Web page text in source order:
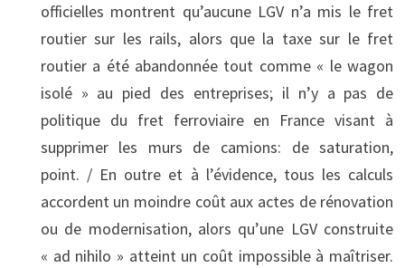
officielles montrent qu’aucune LGV n’a mis le fret
routier sur les rails, alors que la taxe sur le fret
routier a été abandonnée tout comme « le wagon
isolé » au pied des entreprises; il n’y a pas de
politique du fret ferroviaire en France visant à
supprimer les murs de camions: de saturation,
point. / En outre et à l’évidence, tous les calculs
accordent un moindre coût aux actes de rénovation
ou de modernisation, alors qu’une LGV construite
« ad nihilo » atteint un coût impossible à maîtriser.